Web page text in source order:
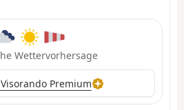
Wettervorhersage
Premium